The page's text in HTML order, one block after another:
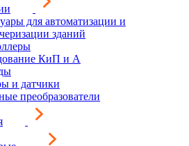
для автоматизации и
зданий
КиП и А
и датчики
преобразователи